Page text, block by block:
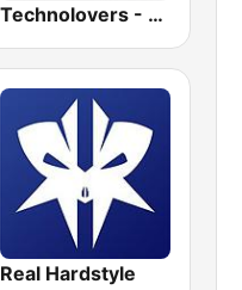
Technolovers - HARDCORE
Real Hardstyle